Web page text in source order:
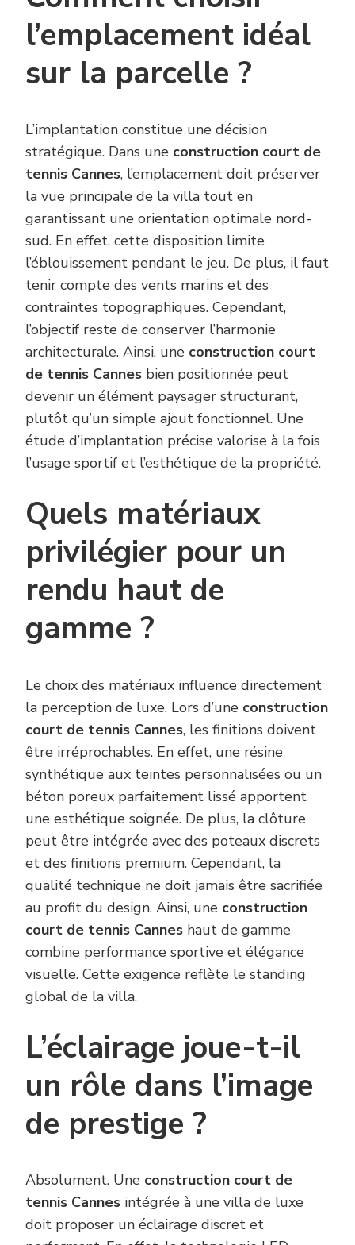
l’emplacement idéal
sur la parcelle ?
L’implantation constitue une décision
stratégique. Dans une construction court de
tennis Cannes, l’emplacement doit préserver
la vue principale de la villa tout en
garantissant une orientation optimale nord-
sud. En effet, cette disposition limite
l’éblouissement pendant le jeu. De plus, il faut
tenir compte des vents marins et des
contraintes topographiques. Cependant,
l’objectif reste de conserver l’harmonie
architecturale. Ainsi, une construction court
de tennis Cannes bien positionnée peut
devenir un élément paysager structurant,
plutôt qu’un simple ajout fonctionnel. Une
étude d’implantation précise valorise à la fois
l’usage sportif et l’esthétique de la propriété.
Quels matériaux
privilégier pour un
rendu haut de
gamme ?
Le choix des matériaux influence directement
la perception de luxe. Lors d’une construction
court de tennis Cannes, les finitions doivent
être irréprochables. En effet, une résine
synthétique aux teintes personnalisées ou un
béton poreux parfaitement lissé apportent
une esthétique soignée. De plus, la clôture
peut être intégrée avec des poteaux discrets
et des finitions premium. Cependant, la
qualité technique ne doit jamais être sacrifiée
au profit du design. Ainsi, une construction
court de tennis Cannes haut de gamme
combine performance sportive et élégance
visuelle. Cette exigence reflète le standing
global de la villa.
L’éclairage joue-t-il
un rôle dans l’image
de prestige ?
Absolument. Une construction court de
tennis Cannes intégrée à une villa de luxe
doit proposer un éclairage discret et